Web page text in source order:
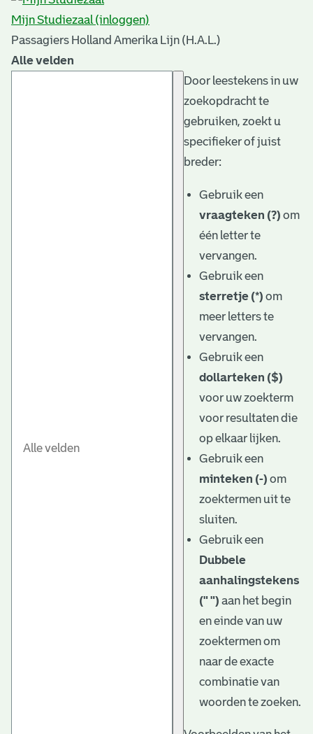
Mijn Studiezaal (inloggen)
Passagiers Holland Amerika Lijn (H.A.L.)
Alle velden
Door leestekens in uw
zoekopdracht te
gebruiken, zoekt u
specifieker of juist
breder:
Gebruik een
vraagteken (?) om
één letter te
vervangen.
Gebruik een
sterretje (*) om
meer letters te
vervangen.
Gebruik een
dollarteken ($)
voor uw zoekterm
voor resultaten die
op elkaar lijken.
Gebruik een
minteken (-) om
zoektermen uit te
sluiten.
Gebruik een
Dubbele
aanhalingstekens
(" ") aan het begin
en einde van uw
zoektermen om
naar de exacte
combinatie van
woorden te zoeken.